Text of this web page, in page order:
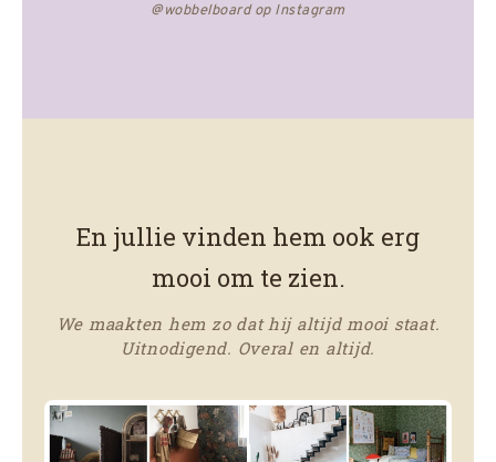
@wobbelboard op Instagram
En jullie vinden hem ook erg
mooi om te zien.
We maakten hem zo dat hij altijd mooi staat.
Uitnodigend. Overal en altijd.